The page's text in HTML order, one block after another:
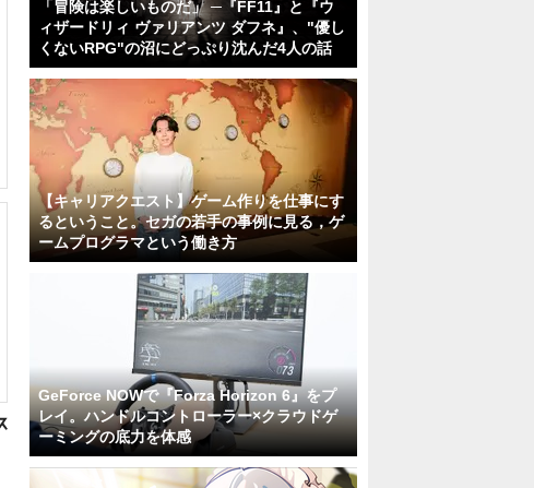
「冒険は楽しいものだ」 ─『FF11』と『ウ
ィザードリィ ヴァリアンツ ダフネ』、"優し
くないRPG"の沼にどっぷり沈んだ4人の話
【キャリアクエスト】ゲーム作りを仕事にす
るということ。セガの若手の事例に見る，ゲ
ームプログラマという働き方
GeForce NOWで『Forza Horizon 6』をプ
レイ。ハンドルコントローラー×クラウドゲ
ーミングの底力を体感